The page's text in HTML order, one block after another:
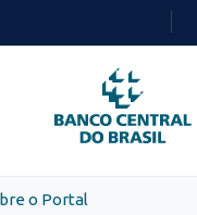
PARA
O
CONTEÚDO
o Portal